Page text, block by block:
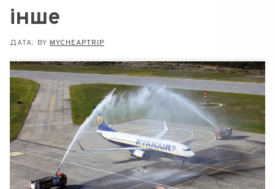
інше
ДАТА: BY MYCHEAPTRIP